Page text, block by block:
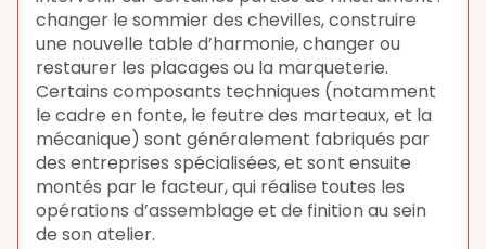
changer le sommier des chevilles, construire
une nouvelle table d’harmonie, changer ou
restaurer les placages ou la marqueterie.
Certains composants techniques (notamment
le cadre en fonte, le feutre des marteaux, et la
mécanique) sont généralement fabriqués par
des entreprises spécialisées, et sont ensuite
montés par le facteur, qui réalise toutes les
opérations d’assemblage et de finition au sein
de son atelier.